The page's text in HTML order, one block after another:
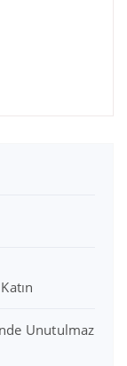
Unutulmaz